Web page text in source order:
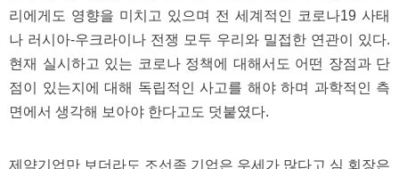
리에게도 영향을 미치고 있으며 전 세계적인 코로나19 사태
나 러시아-우크라이나 전쟁 모두 우리와 밀접한 연관이 있다.
현재 실시하고 있는 코로나 정책에 대해서도 어떤 장점과 단
점이 있는지에 대해 독립적인 사고를 해야 하며 과학적인 측
면에서 생각해 보아야 한다고도 덧붙였다.
제약기업만 보더라도 조선족 기업은 우세가 많다고 심 회장은